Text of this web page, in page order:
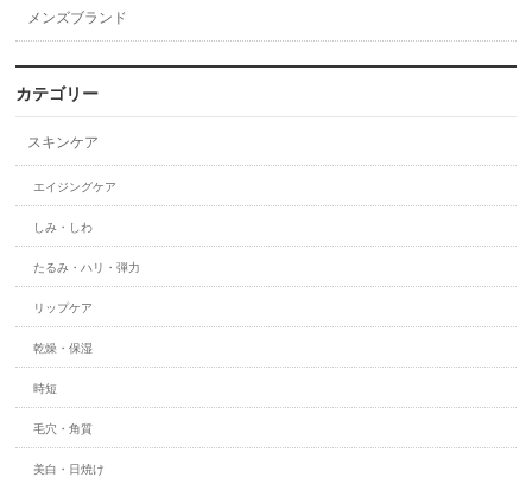
メンズブランド
カテゴリー
スキンケア
エイジングケア
しみ・しわ
たるみ・ハリ・弾力
リップケア
乾燥・保湿
時短
毛穴・角質
美白・日焼け